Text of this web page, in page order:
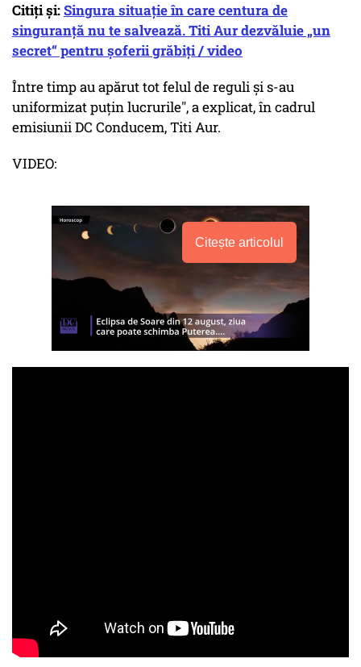
Citiţi şi:Singura situație în care centura de
singuranță nu te salvează. Titi Aur dezvăluie „un
secret“ pentru șoferii grăbiți / video
Între timp au apărut tot felul de reguli şi s-au
uniformizat puţin lucrurile", a explicat, în cadrul
emisiunii DC Conducem, Titi Aur.
VIDEO:
Citește articolul